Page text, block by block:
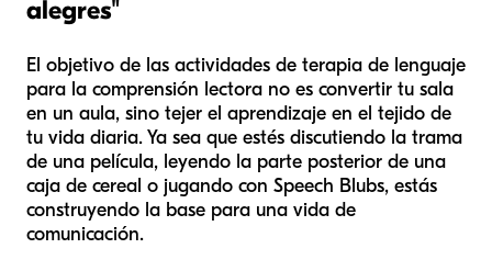
alegres"
El objetivo de las actividades de terapia de lenguaje
para la comprensión lectora no es convertir tu sala
en un aula, sino tejer el aprendizaje en el tejido de
tu vida diaria. Ya sea que estés discutiendo la trama
de una película, leyendo la parte posterior de una
caja de cereal o jugando con Speech Blubs, estás
construyendo la base para una vida de
comunicación.